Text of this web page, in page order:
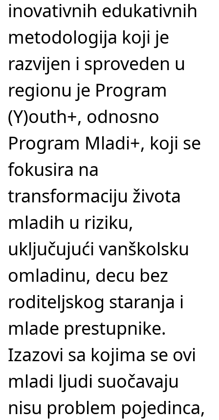
inovativnih edukativnih
metodologija koji je
razvijen i sproveden u
regionu je Program
(Y)outh+, odnosno
Program Mladi+, koji se
fokusira na
transformaciju života
mladih u riziku,
uključujući vanškolsku
omladinu, decu bez
roditeljskog staranja i
mlade prestupnike.
Izazovi sa kojima se ovi
mladi ljudi suočavaju
nisu problem pojedinca,